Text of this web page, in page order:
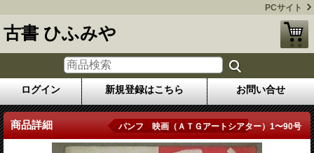
PCサイト
古書 ひふみや
ログイン 新規登録はこちら お問い合せ
商品詳細 パンフ 映画（ＡＴＧアートシアター）1〜90号